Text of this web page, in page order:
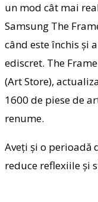
un mod cât mai
Samsung The
când este închis şi
ediscret. The
(Art Store),
1600 de piese de
renume.
Aveţi şi o perioadă
reduce reflexiile şi